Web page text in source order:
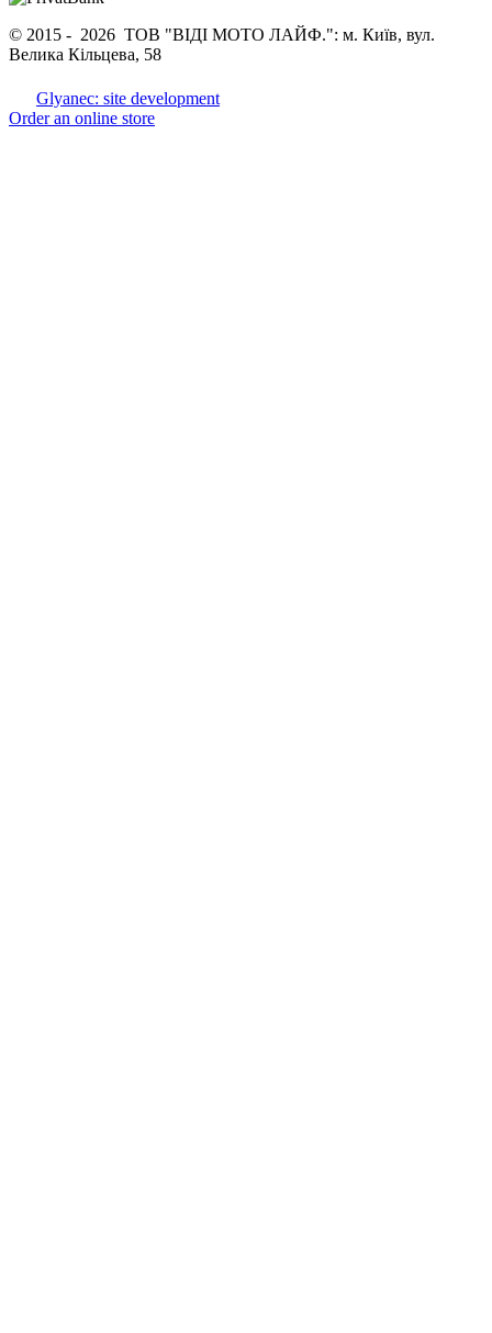
© 2015 - 2026 ТОВ "ВІДІ МОТО ЛАЙФ.": м. Київ, вул.
Велика Кільцева, 58
Glyanec: site development
Order an online store